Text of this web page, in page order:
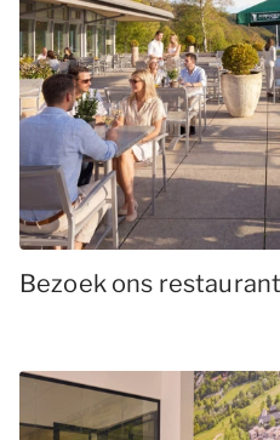
Bezoek ons restaurant